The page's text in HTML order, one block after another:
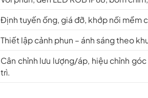
Định tuyến ống, giá đỡ, khớp nối mềm
Thiết lập cảnh phun – ánh sáng theo
Cân chỉnh lưu lượng/áp, hiệu chỉnh
trì.